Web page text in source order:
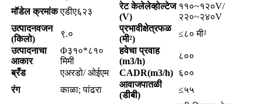
मॉडेल क्रमांक एडीए६२३
रेट केलेलेव्होल्टेज
(V)
११०~१२०V/
२२०~२४०V
उत्पादनवजन
(किलो)
९.०
प्रभावीक्षेत्रफळ
(मी²)
≤८० मी²
उत्पादनाचा
आकार
Φ३१०*८१०
मिमी
हवेचा प्रवाह
(m3/h)
८००
ब्रँड
एअरडो/ ओईएम CADR(m3/h) ६००
रंग
काळा; पांढरा
आवाजपातळी
(डीबी)
≤५५